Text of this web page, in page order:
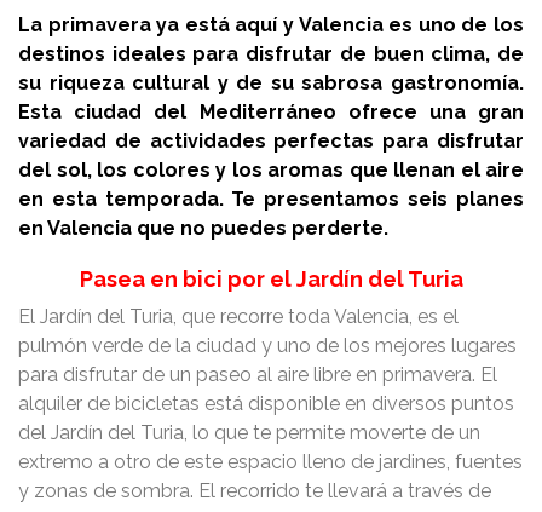
La primavera ya está aquí y Valencia es uno de los
destinos ideales para disfrutar de buen clima, de
su riqueza cultural y de su sabrosa gastronomía.
Esta ciudad del Mediterráneo ofrece una gran
variedad de actividades perfectas para disfrutar
del sol, los colores y los aromas que llenan el aire
en esta temporada. Te presentamos seis planes
en Valencia que no puedes perderte.
Pasea en bici por el Jardín del Turia
El Jardín del Turia, que recorre toda Valencia, es el
pulmón verde de la ciudad y uno de los mejores lugares
para disfrutar de un paseo al aire libre en primavera. El
alquiler de bicicletas está disponible en diversos puntos
del Jardín del Turia, lo que te permite moverte de un
extremo a otro de este espacio lleno de jardines, fuentes
y zonas de sombra. El recorrido te llevará a través de